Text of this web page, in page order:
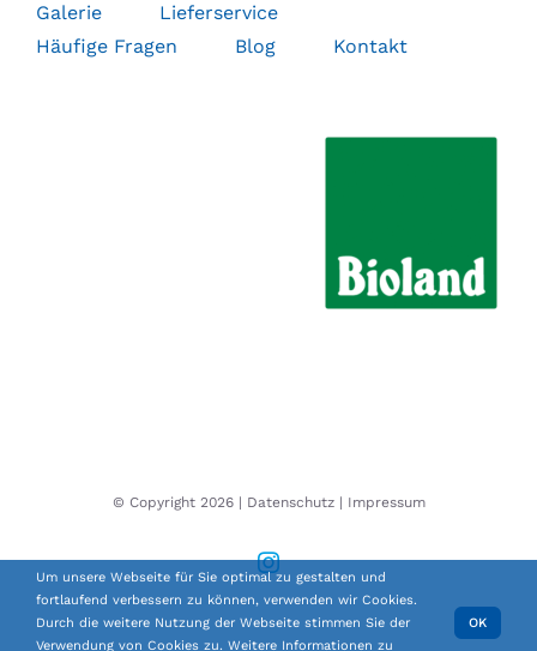
Galerie
Lieferservice
Häufige Fragen
Blog Kontakt
© Copyright 2026 | Datenschutz| Impressum
Instagram
Um unsere Webseite für Sie optimal zu gestalten und
fortlaufend verbessern zu können, verwenden wir Cookies.
Durch die weitere Nutzung der Webseite stimmen Sie der
Verwendung von Cookies zu. Weitere Informationen zu
OK